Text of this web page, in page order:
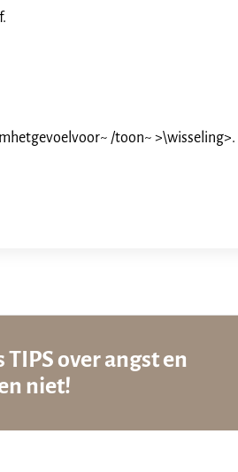
/toon~ >\wisseling>.
over angst en
niet!